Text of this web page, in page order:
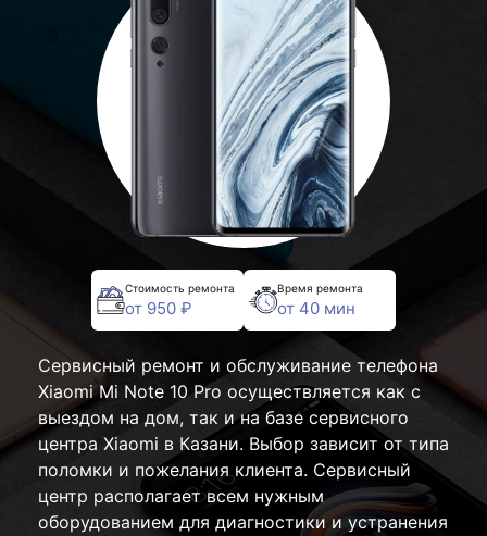
Стоимость ремонта
от 950 ₽
Время ремонта
от 40 мин
Сервисный ремонт и обслуживание телефона
Xiaomi Mi Note 10 Pro осуществляется как с
выездом на дом, так и на базе сервисного
центра Xiaomi в Казани. Выбор зависит от типа
поломки и пожелания клиента. Сервисный
центр располагает всем нужным
оборудованием для диагностики и устранения